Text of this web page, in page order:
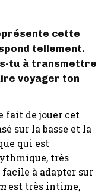
cette
tellement.
tu à transmettre
voyager ton
fait de jouer cet
sur la basse et la
qui est
très
facile à adapter sur
est très intime,